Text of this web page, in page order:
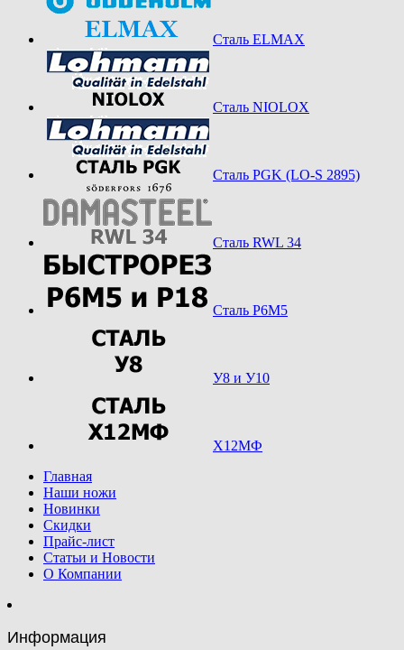
Сталь ELMAX
Сталь NIOLOX
Сталь PGK (LO-S 2895)
Сталь RWL 34
Сталь Р6М5
У8 и У10
Х12МФ
Главная
Наши ножи
Новинки
Скидки
Прайс-лист
Статьи и Новости
О Компании
Информация